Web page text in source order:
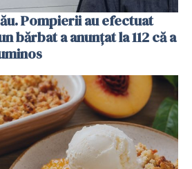
Pompierii au efectuat
bărbat a anunțat la 112 că a